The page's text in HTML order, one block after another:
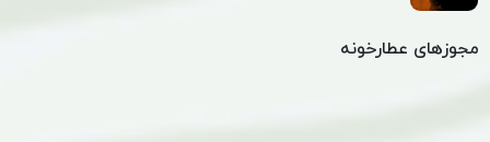
مجوزهای عطارخونه